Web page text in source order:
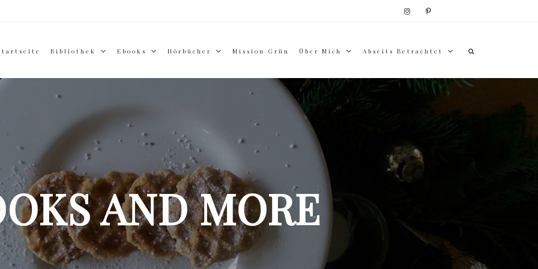
Bibliothek Ebooks Hörbücher Mission Grün Über Mich Abseits Betrachtet
AND MORE